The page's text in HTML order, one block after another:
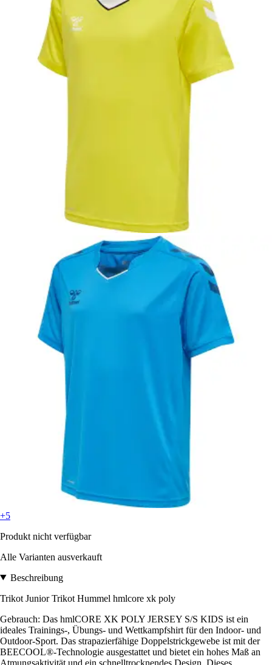
+5
Produkt nicht verfügbar
Alle Varianten ausverkauft
Beschreibung
Trikot Junior Trikot Hummel hmlcore xk poly
Gebrauch: Das hmlCORE XK POLY JERSEY S/S KIDS ist ein
ideales Trainings-, Übungs- und Wettkampfshirt für den Indoor- und
Outdoor-Sport. Das strapazierfähige Doppelstrickgewebe ist mit der
BEECOOL®-Technologie ausgestattet und bietet ein hohes Maß an
Atmungsaktivität und ein schnelltrocknendes Design. Dieses